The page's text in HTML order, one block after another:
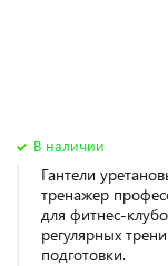
В наличии
Гантели
тренажер
для
регулярных
подготовки.